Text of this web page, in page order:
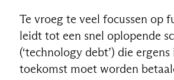
Te vroeg te veel focussen op
leidt tot een snel oplopende
(‘technology debt’) die ergens
toekomst moet worden